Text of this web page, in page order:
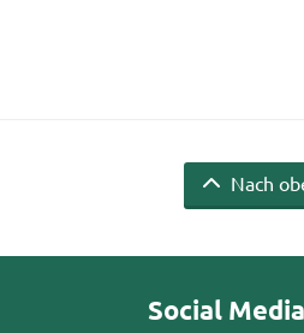
Nach
Social Media